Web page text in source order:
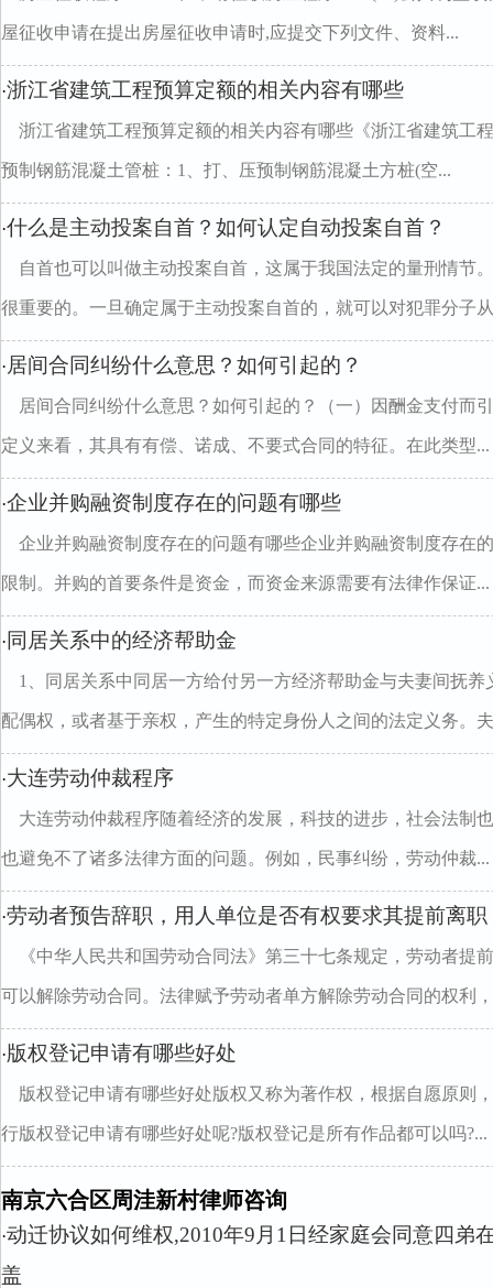
屋征收申请在提出房屋征收申请时,应提交下列文件、资料...
·浙江省建筑工程预算定额的相关内容有哪些
浙江省建筑工程预算定额的相关内容有哪些《浙江省建筑工
预制钢筋混凝土管桩：1、打、压预制钢筋混凝土方桩(空...
·什么是主动投案自首？如何认定自动投案自首？
自首也可以叫做主动投案自首，这属于我国法定的量刑情节
很重要的。一旦确定属于主动投案自首的，就可以对犯罪分子
· 居间合同纠纷什么意思？如何引起的？
居间合同纠纷什么意思？如何引起的？（一）因酬金支付而
定义来看，其具有有偿、诺成、不要式合同的特征。在此类型...
·企业并购融资制度存在的问题有哪些
企业并购融资制度存在的问题有哪些企业并购融资制度存在
限制。并购的首要条件是资金，而资金来源需要有法律作保证...
· 同居关系中的经济帮助金
1、同居关系中同居一方给付另一方经济帮助金与夫妻间抚
配偶权，或者基于亲权，产生的特定身份人之间的法定义务。
·大连劳动仲裁程序
大连劳动仲裁程序随着经济的发展，科技的进步，社会法制
也避免不了诸多法律方面的问题。例如，民事纠纷，劳动仲裁...
·劳动者预告辞职，用人单位是否有权要求其提前离职
《中华人民共和国劳动合同法》第三十七条规定，劳动者提
可以解除劳动合同。法律赋予劳动者单方解除劳动合同的权利
·版权登记申请有哪些好处
版权登记申请有哪些好处版权又称为著作权，根据自愿原则
行版权登记申请有哪些好处呢?版权登记是所有作品都可以吗?...
南京六合区周洼新村律师咨询
·动迁协议如何维权,2010年9月1日经家庭会同意四弟
盖